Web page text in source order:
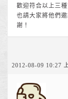
歡迎符合以上三
也請大家將他們
謝！
2012-08-09 10:27